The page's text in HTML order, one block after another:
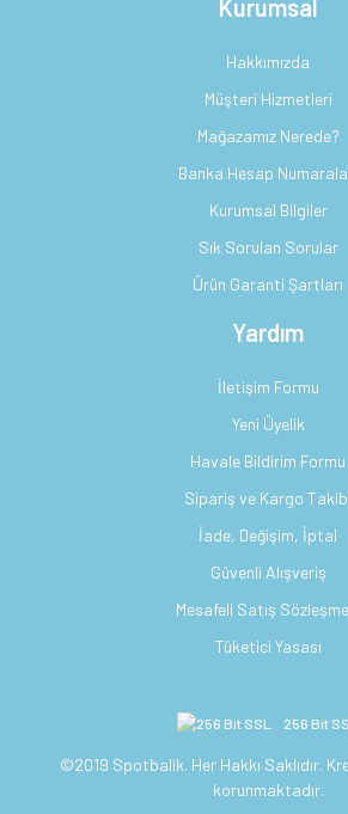
Kurumsal
Hakkımızda
Müşteri Hizmetleri
Mağazamız Nerede?
Banka Hesap
Kurumsal Bilgiler
Sık Sorulan Sorular
Ürün Garanti Şartları
Yardım
İletişim Formu
Yeni Üyelik
Havale Bildirim Formu
Sipariş ve Kargo
İade, Değişim, İptal
Güvenli Alışveriş
Mesafeli Satış
Tüketici Yasası
256 Bit
©2019 Spotbalik. Her Hakkı Saklıdır.
korunmaktadır.